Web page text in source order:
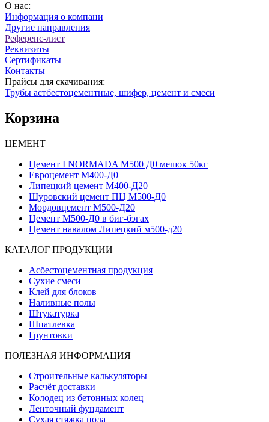
О нас:
Информация о компани
Другие направления
Референс-лист
Реквизиты
Сертификаты
Контакты
Прайсы для скачивания:
Трубы астбестоцементные, шифер, цемент и смеси
Корзина
ЦЕМЕНТ
Цемент I NORMADA М500 Д0 мешок 50кг
Евроцемент М400-Д0
Липецкий цемент М400-Д20
Щуровский цемент ПЦ М500-Д0
Мордовцемент М500-Д20
Цемент М500-Д0 в биг-бэгах
Цемент навалом Липецкий м500-д20
КАТАЛОГ ПРОДУКЦИИ
Асбестоцементная продукция
Сухие смеси
Клей для блоков
Наливные полы
Штукатурка
Шпатлевка
Грунтовки
ПОЛЕЗНАЯ ИНФОРМАЦИЯ
Строительные калькуляторы
Расчёт доставки
Колодец из бетонных колец
Ленточный фундамент
Сухая стяжка пола